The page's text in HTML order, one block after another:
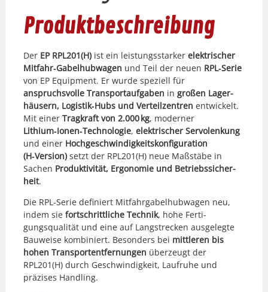
Produktbeschreibung
Der EP RPL201(H)ist ein leis­tungsstark­er elek­trisch­er
Mitfahr‑Gabelhubwagen und Teil der neuen RPL‑Serie
von EP Equip­ment. Er wurde speziell für
anspruchsvolle Trans­portauf­gaben in großen Lager­
häusern, Logistik‑Hubs und Verteilzen­tren entwick­elt.
Mit ein­er Tragkraft von 2.000 kg, mod­ern­er
Lithium‑Ionen‑Technologie, elek­trisch­er Ser­v­olenkung
und ein­er Hochgeschwindigkeit­skon­fig­u­ra­tion
(H‑Version)set­zt der RPL201(H) neue Maßstäbe in
Sachen Pro­duk­tiv­ität, Ergonomie und Betrieb­ssicher­
heit.
Die RPL‑Serie definiert Mit­fahrga­bel­hub­wa­gen neu,
indem sie fortschrit­tliche Tech­nik, hohe Fer­ti­
gungsqual­ität und eine auf Langstreck­en aus­gelegte
Bauweise kom­biniert. Beson­ders bei mit­tleren bis
hohen Trans­portent­fer­nun­gen überzeugt der
RPL201(H) durch Geschwindigkeit, Laufruhe und
präzis­es Han­dling.